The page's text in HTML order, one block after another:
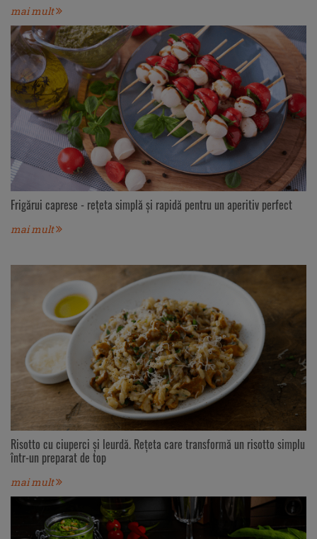
mai mult
Frigărui caprese - rețeta simplă și rapidă pentru un aperitiv perfect
mai mult
Risotto cu ciuperci și leurdă. Rețeta care transformă un risotto simplu
într-un preparat de top
mai mult